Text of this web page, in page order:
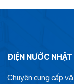
ĐIỆN NƯỚC NHẬT
Chuyên cung cấp